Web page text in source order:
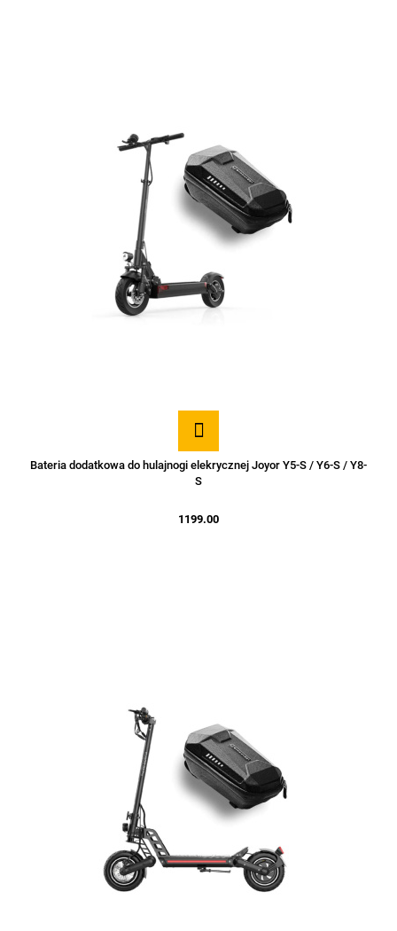
Bateria dodatkowa do hulajnogi elekrycznej Joyor Y5-S / Y6-S / Y8-
S
1199.00